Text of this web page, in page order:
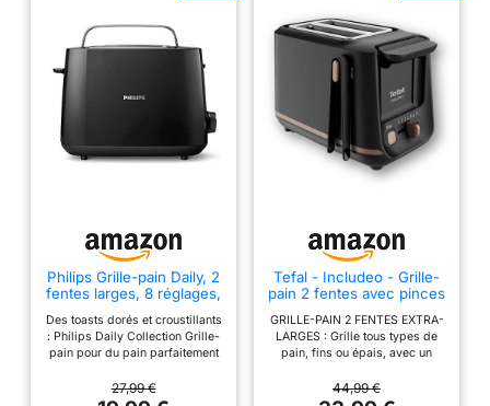
réchauffage et
annulation sur un
seul bouton. Dispose
commandes
indépendantes pour
deux tiroirs ramasse-
miettes amovibles
pour un nettoyage
facile. Intègre aussi
un range-cordon et
des pieds
antidérapants pour
Philips Grille-pain Daily, 2
fentes larges, 8 réglages,
Des toasts dorés et croustillants
: Philips Daily Collection Grille-
pain pour du pain parfaitement
toutes les tailles et formes de
pain Des réglages pour tous les
27,99 €
Tefal - Includeo - Grille-
pain 2 fentes avec pinces
GRILLE-PAIN 2 FENTES EXTRA-
LARGES : Grille tous types de
pain, fins ou épais, avec un
et facile à récupérer avec la
prince intégrée, aimantée aux
44,99 €